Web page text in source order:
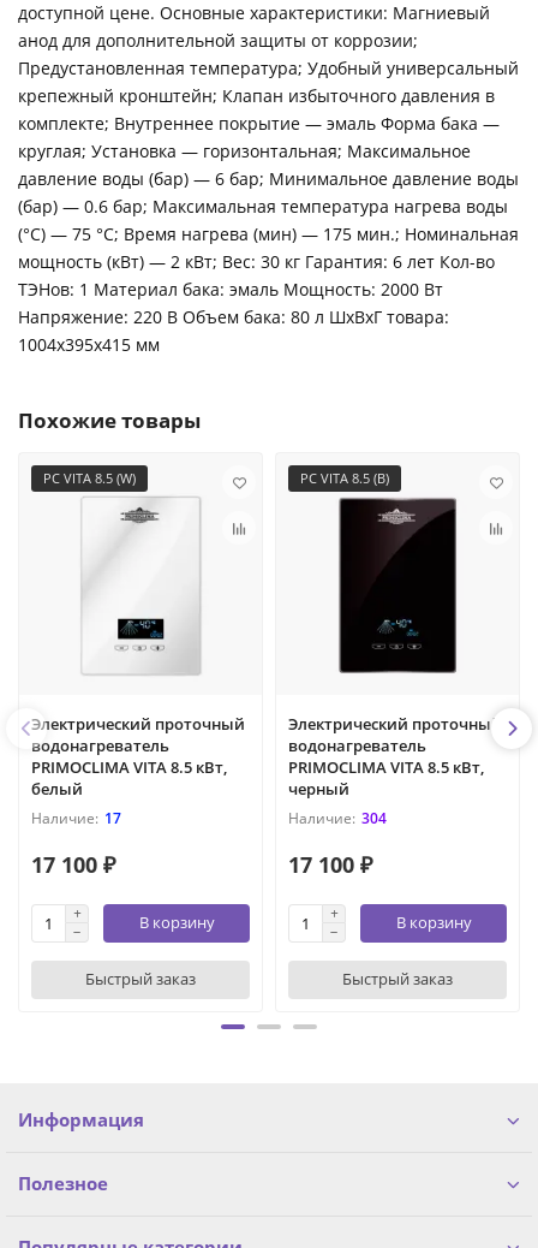
доступной цене. Основные характеристики: Магниевый
анод для дополнительной защиты от коррозии;
Предустановленная температура; Удобный универсальный
крепежный кронштейн; Клапан избыточного давления в
комплекте; Внутреннее покрытие — эмаль Форма бака —
круглая; Установка — горизонтальная; Максимальное
давление воды (бар) — 6 бар; Минимальное давление воды
(бар) — 0.6 бар; Максимальная температура нагрева воды
(°С) — 75 °С; Время нагрева (мин) — 175 мин.; Номинальная
мощность (кВт) — 2 кВт; Вес: 30 кг Гарантия: 6 лет Кол-во
ТЭНов: 1 Материал бака: эмаль Мощность: 2000 Вт
Напряжение: 220 В Объем бака: 80 л ШxВxГ товара:
1004x395x415 мм
Похожие товары
PC VITA 8.5 (W)
Электрический проточный
водонагреватель
PRIMOCLIMA VITA 8.5 кВт,
белый
17
17 100 ₽
В корзину
Быстрый заказ
PC VITA 8.5 (B)
Электрический проточный
водонагреватель
PRIMOCLIMA VITA 8.5 кВт,
черный
304
17 100 ₽
В корзину
Быстрый заказ
Информация
Полезное